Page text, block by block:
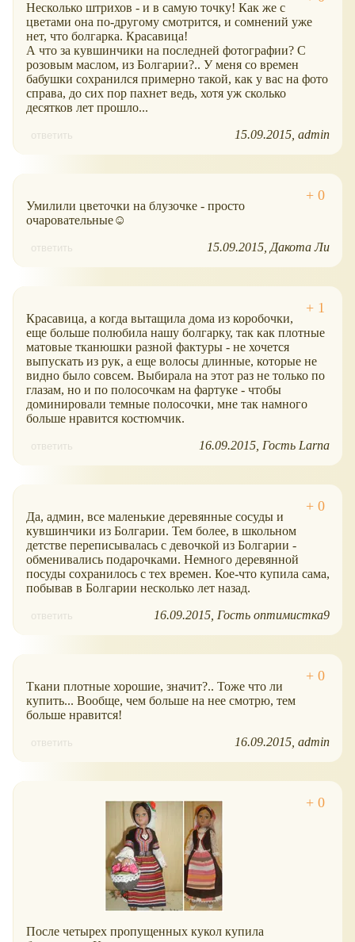
Несколько штрихов - и в самую точку! Как же с
цветами она по-другому смотрится, и сомнений уже
нет, что болгарка. Красавица!
А что за кувшинчики на последней фотографии? С
розовым маслом, из Болгарии?.. У меня со времен
бабушки сохранился примерно такой, как у вас на фото
справа, до сих пор пахнет ведь, хотя уж сколько
десятков лет прошло...
ответить 15.09.2015 admin
Умилили цветочки на блузочке - просто
очаровательные☺
ответить 15.09.2015 Дакота Ли
Красавица, а когда вытащила дома из коробочки,
еще больше полюбила нашу болгарку, так как плотные
матовые тканюшки разной фактуры - не хочется
выпускать из рук, а еще волосы длинные, которые не
видно было совсем. Выбирала на этот раз не только по
глазам, но и по полосочкам на фартуке - чтобы
доминировали темные полосочки, мне так намного
больше нравится костюмчик.
ответить 16.09.2015 Гость Larna
Да, админ, все маленькие деревянные сосуды и
кувшинчики из Болгарии. Тем более, в школьном
детстве переписывалась с девочкой из Болгарии -
обменивались подарочками. Немного деревянной
посуды сохранилось с тех времен. Кое-что купила сама,
побывав в Болгарии несколько лет назад.
ответить 16.09.2015 Гость оптимистка9
Ткани плотные хорошие, значит?.. Тоже что ли
купить... Вообще, чем больше на нее смотрю, тем
больше нравится!
ответить 16.09.2015 admin
После четырех пропущенных кукол купила